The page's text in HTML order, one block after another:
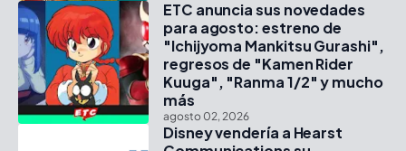
ETC anuncia sus novedades
para agosto: estreno de
"Ichijyoma Mankitsu Gurashi",
regresos de "Kamen Rider
Kuuga", "Ranma 1/2" y mucho
más
agosto 02, 2026
Disney vendería a Hearst